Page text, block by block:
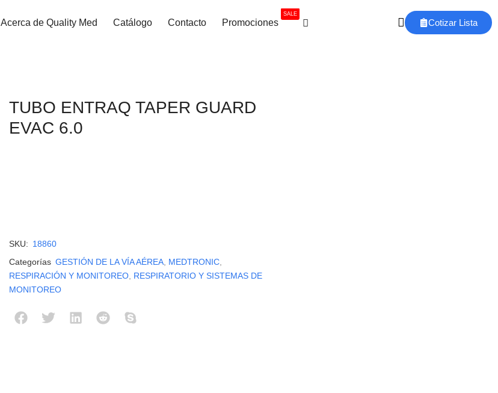
Acerca de Quality Med Catálogo Contacto Promociones
SALE
Cotizar Lista
TUBO ENTRAQ TAPER GUARD
EVAC 6.0
SKU: 18860
Categorías GESTIÓN DE LA VÍA AÉREA, MEDTRONIC,
RESPIRACIÓN Y MONITOREO, RESPIRATORIO Y SISTEMAS DE
MONITOREO